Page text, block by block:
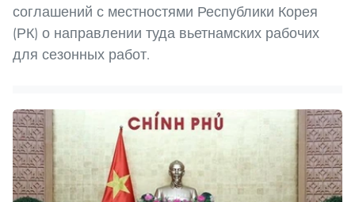
соглашений с местностями Республики Корея
(РК) о направлении туда вьетнамских рабочих
для сезонных работ.